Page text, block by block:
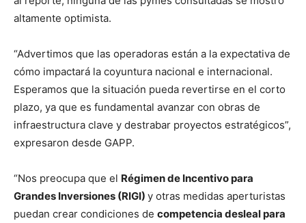
altamente optimista.
“Advertimos que las operadoras están a la expectativa de
cómo impactará la coyuntura nacional e internacional.
Esperamos que la situación pueda revertirse en el corto
plazo, ya que es fundamental avanzar con obras de
infraestructura clave y destrabar proyectos estratégicos”,
expresaron desde GAPP.
“Nos preocupa que el Régimen de Incentivo para
Grandes Inversiones (RIGI) y otras medidas aperturistas
puedan crear condiciones de competencia desleal para